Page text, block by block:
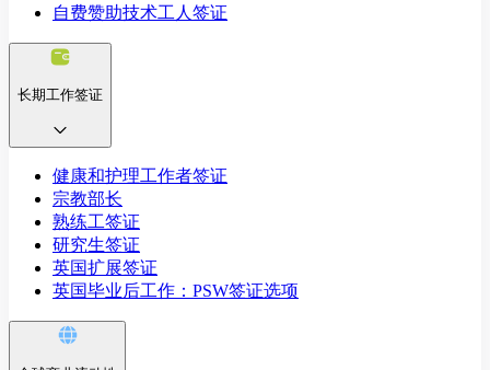
自费赞助技术工人签证
长期工作签证
健康和护理工作者签证
宗教部长
熟练工签证
研究生签证
英国扩展签证
英国毕业后工作：PSW签证选项